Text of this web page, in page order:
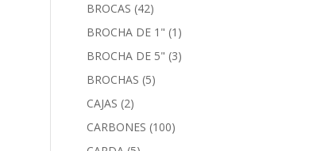
BROCAS (42)
BROCHA DE 1" (1)
BROCHA DE 5" (3)
BROCHAS (5)
CAJAS (2)
CARBONES (100)